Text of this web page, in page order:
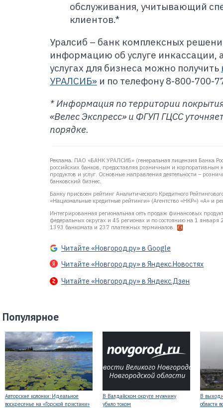
обслуживания, учитывающий
клиентов.*
Уралсиб – банк комплексных
информацию об услуге инкассации,
услугах для бизнеса можно получить
УРАЛСИБ» и по телефону 8-800-700-
* Информация по территории
«Велес Экспресс» и ФГУП ГЦСС
порядке.
Реклама. ПАО «БАНК УРАЛСИБ» (генеральная лицензия Банка
российских банков, предоставляя розничным и корпоративным
продуктов и услуг. Основные направления деятельности –
банковский бизнес.
Банку присвоен рейтинг Аналитического Кредитного
«Национальные кредитные рейтинги» (Агентство «НКР») «А» и
Интегрированная региональная сеть продаж финансовых
федеральных округах и 45 регионах и по состоянию на 1
1393 банкомата и 237 платежных терминалов.
Читайте «Новгород.ру» в Google
Читайте «Новгород.ру» в Яндекс.Новостях
Читайте «Новгород.ру» в Яндекс.Дзен
Популярное
Авторские колонки: Идеальное
воскресенье на «Горской пристани»
В Валдайском округе мужчину
убило током
В
области